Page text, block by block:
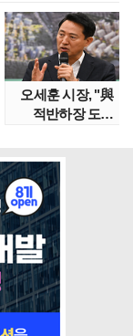
오세훈 시장, "與
적반하장 도